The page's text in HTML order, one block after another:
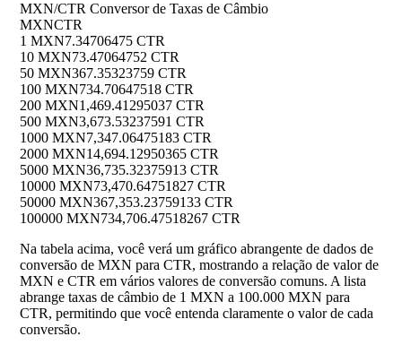
MXN/CTR Conversor de Taxas de Câmbio
MXNCTR
1 MXN7.34706475 CTR
10 MXN73.47064752 CTR
50 MXN367.35323759 CTR
100 MXN734.70647518 CTR
200 MXN1,469.41295037 CTR
500 MXN3,673.53237591 CTR
1000 MXN7,347.06475183 CTR
2000 MXN14,694.12950365 CTR
5000 MXN36,735.32375913 CTR
10000 MXN73,470.64751827 CTR
50000 MXN367,353.23759133 CTR
100000 MXN734,706.47518267 CTR
Na tabela acima, você verá um gráfico abrangente de dados de
conversão de MXN para CTR, mostrando a relação de valor de
MXN e CTR em vários valores de conversão comuns. A lista
abrange taxas de câmbio de 1 MXN a 100.000 MXN para
CTR, permitindo que você entenda claramente o valor de cada
conversão.